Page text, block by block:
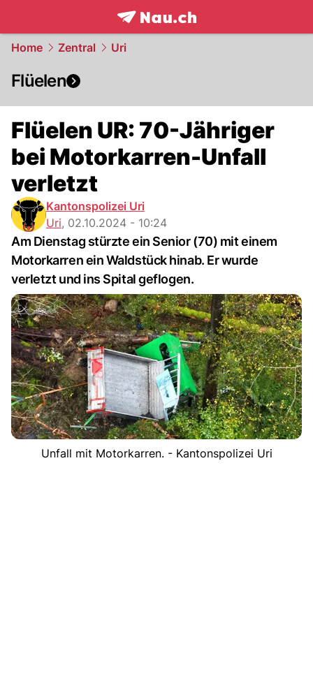
frontpage.NAU.ch
Home Zentral Uri
Flüelen
Flüelen UR: 70-Jähriger
bei Motorkarren-Unfall
verletzt
Kantonspolizei Uri
Uri, 02.10.2024 - 10:24
Am Dienstag stürzte ein Senior (70) mit einem
Motorkarren ein Waldstück hinab. Er wurde
verletzt und ins Spital geflogen.
Unfall mit Motorkarren. - Kantonspolizei Uri